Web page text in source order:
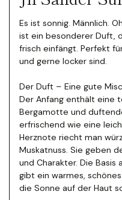
Es ist sonnig. Männlich.
ist ein besonderer Duft,
frisch einfängt. Perfekt
und gerne locker sind.
Der Duft – Eine gute
Der Anfang enthält eine
Bergamotte und
erfrischend wie eine
Herznote riecht man
Muskatnuss. Sie geben
und Charakter. Die Basis
gibt ein warmes,
die Sonne auf der Haut